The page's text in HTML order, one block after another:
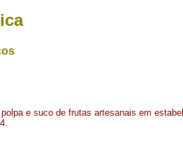
e suco de frutas artesanais em